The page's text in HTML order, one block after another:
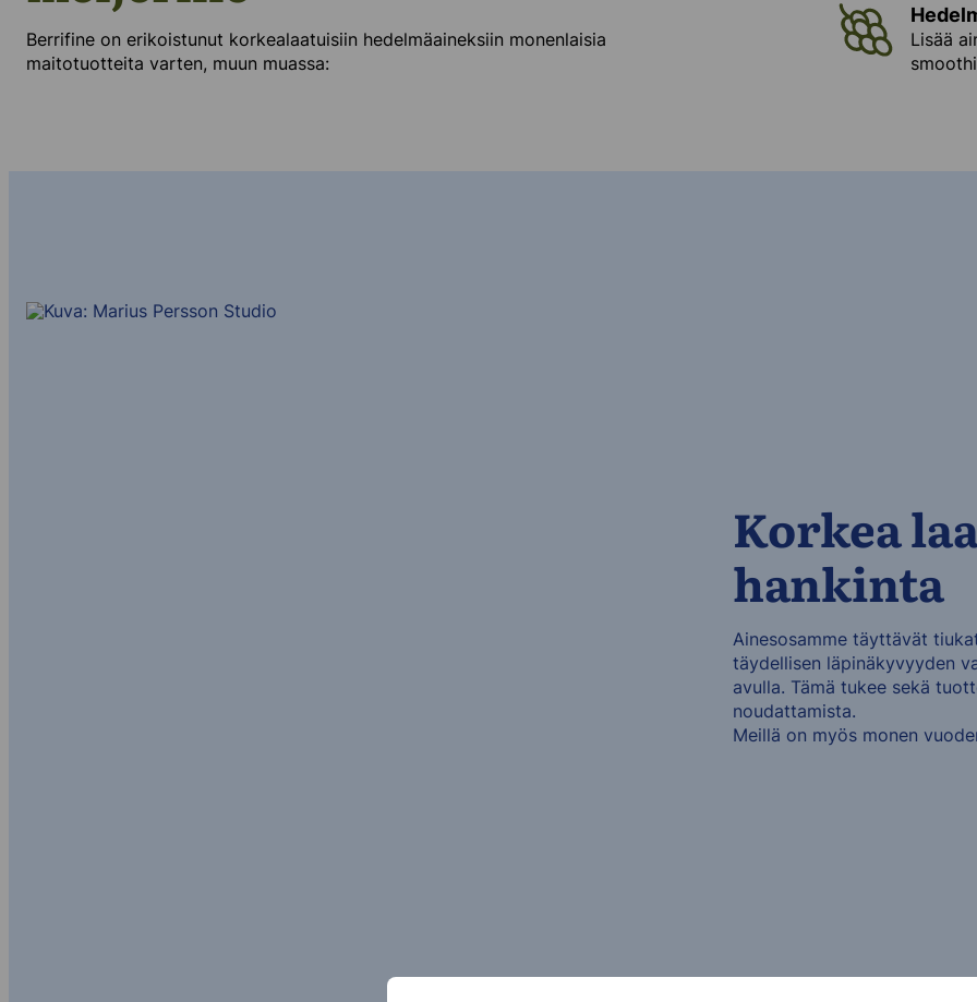
Berrifine on erikoistunut korkealaatuisiin hedelmäaineksiin monenlaisia
maitotuotteita varten, muun muassa:
Lisää
Korkea
hankinta
Ainesosamme täyttävät
täydellisen läpinäkyvyyden
avulla. Tämä tukee sekä
noudattamista.
Meillä on myös monen